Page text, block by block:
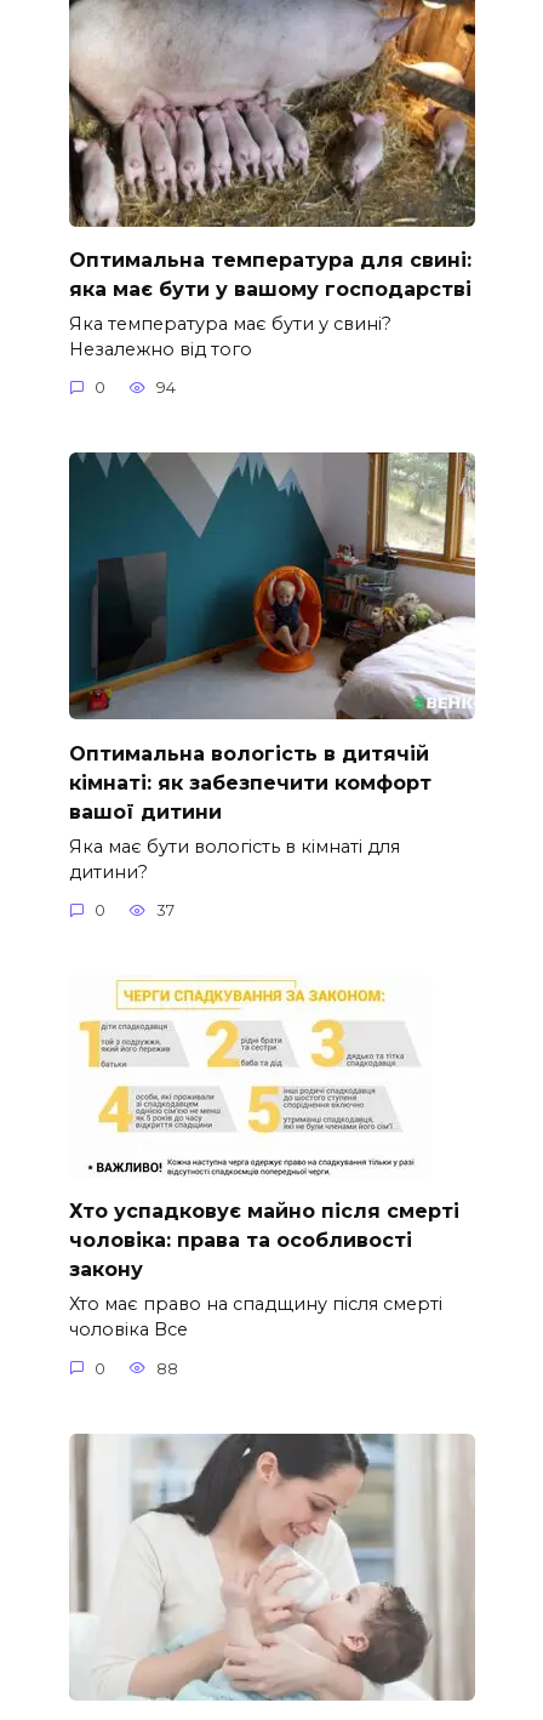
Оптимальна температура для свині:
яка має бути у вашому господарстві
Яка температура має бути у свині?
Незалежно від того
0 94
Оптимальна вологість в дитячій
кімнаті: як забезпечити комфорт
вашої дитини
Яка має бути вологість в кімнаті для
дитини?
0 37
Хто успадковує майно після смерті
чоловіка: права та особливості
закону
Хто має право на спадщину після смерті
чоловіка Все
0 88